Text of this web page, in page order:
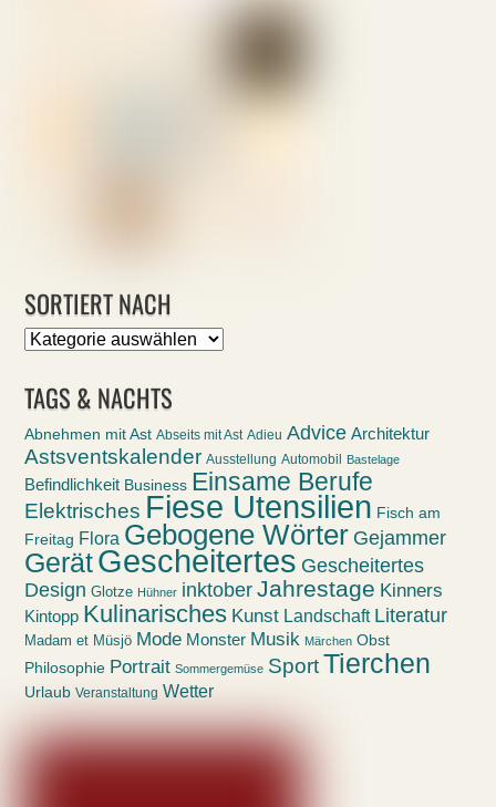
SORTIERT NACH
Sortiert
TAGS & NACHTS
Abnehmen mit Ast Abseits mit Ast Adieu Advice Architektur
Astsventskalender Ausstellung Automobil Bastelage
Befindlichkeit Business Einsame Berufe
Elektrisches Fiese Utensilien Fisch am
Freitag Flora Gebogene Wörter Gejammer
GerätGescheitertes Gescheitertes
Design Glotze Hühner inktober Jahrestage Kinners
Kintopp Kulinarisches Kunst Landschaft Literatur
Madam et Müsjö Mode Monster Musik Märchen Obst
Philosophie Portrait Sommergemüse Sport Tierchen
Urlaub Veranstaltung Wetter